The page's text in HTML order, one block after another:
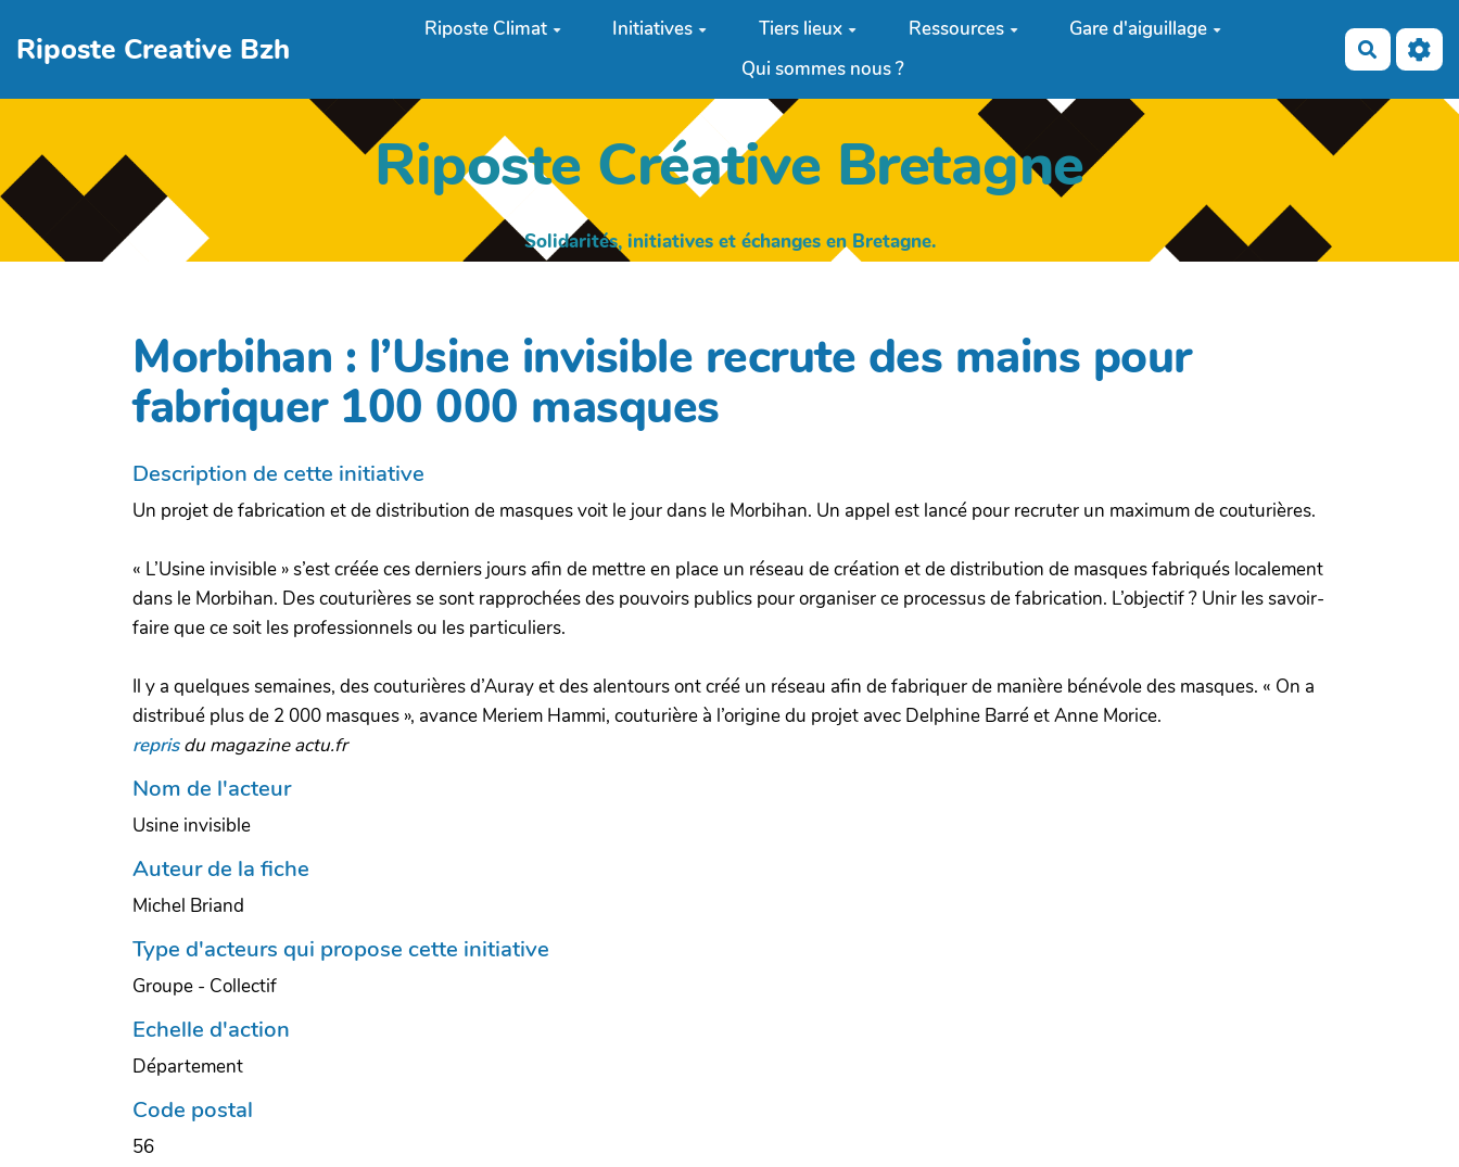
Riposte Creative Bzh
Riposte Climat Initiatives Tiers lieux Ressources
Gare d'aiguillage
Qui sommes nous ?
Riposte Créative Bretagne
Solidarités, initiatives et échanges en Bretagne.
Morbihan : l’Usine invisible recrute des mains pour
fabriquer 100 000 masques
Description de cette initiative
Un projet de fabrication et de distribution de masques voit le jour dans le Morbihan. Un appel est lancé pour recruter un maximum de couturières.
« L’Usine invisible » s’est créée ces derniers jours afin de mettre en place un réseau de création et de distribution de masques fabriqués localement
dans le Morbihan. Des couturières se sont rapprochées des pouvoirs publics pour organiser ce processus de fabrication. L’objectif ? Unir les savoir-
faire que ce soit les professionnels ou les particuliers.
Il y a quelques semaines, des couturières d’Auray et des alentours ont créé un réseau afin de fabriquer de manière bénévole des masques. « On a
distribué plus de 2 000 masques », avance Meriem Hammi, couturière à l’origine du projet avec Delphine Barré et Anne Morice.
reprisdu magazine actu.fr
Nom de l'acteur
Usine invisible
Auteur de la fiche
Michel Briand
Type d'acteurs qui propose cette initiative
Groupe - Collectif
Echelle d'action
Département
Code postal
56